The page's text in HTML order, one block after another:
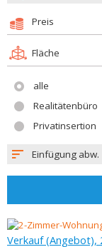
Preis
Fläche
alle
Realitätenbüro
Privatinsertion
Einfügung abw.
Verkauf (Angebot),